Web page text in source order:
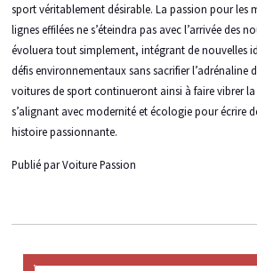
sport véritablement désirable. La passion pour les
lignes effilées ne s’éteindra pas avec l’arrivée des
évoluera tout simplement, intégrant de nouvelles
défis environnementaux sans sacrifier l’adrénaline
voitures de sport continueront ainsi à faire vibrer
s’alignant avec modernité et écologie pour écrire
histoire passionnante.
Publié par Voiture Passion